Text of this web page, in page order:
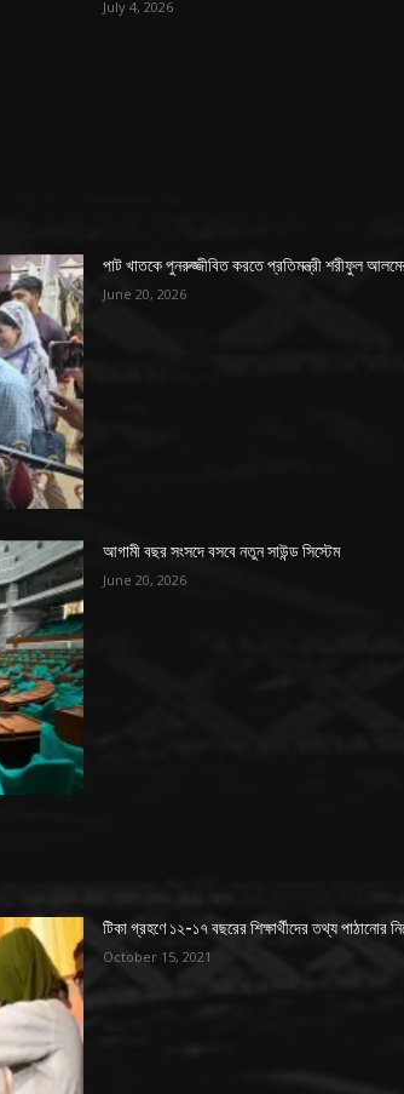
July 4, 2026
পাট খাতকে পুনরুজ্জীবিত করতে প্রতিমন্ত্রী শরীফুল
June 20, 2026
আগামী বছর সংসদে বসবে নতুন সাউন্ড সিস্টেম
June 20, 2026
টিকা গ্রহণে ১২-১৭ বছরের শিক্ষার্থীদের তথ্য পাঠানোর
October 15, 2021